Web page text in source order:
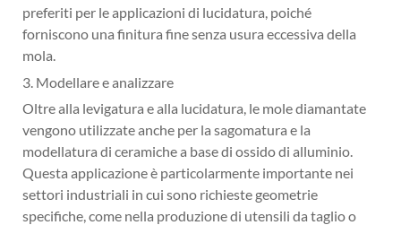
preferiti per le applicazioni di lucidatura, poiché
forniscono una finitura fine senza usura eccessiva della
mola.
3. Modellare e analizzare
Oltre alla levigatura e alla lucidatura, le mole diamantate
vengono utilizzate anche per la sagomatura e la
modellatura di ceramiche a base di ossido di alluminio.
Questa applicazione è particolarmente importante nei
settori industriali in cui sono richieste geometrie
specifiche, come nella produzione di utensili da taglio o